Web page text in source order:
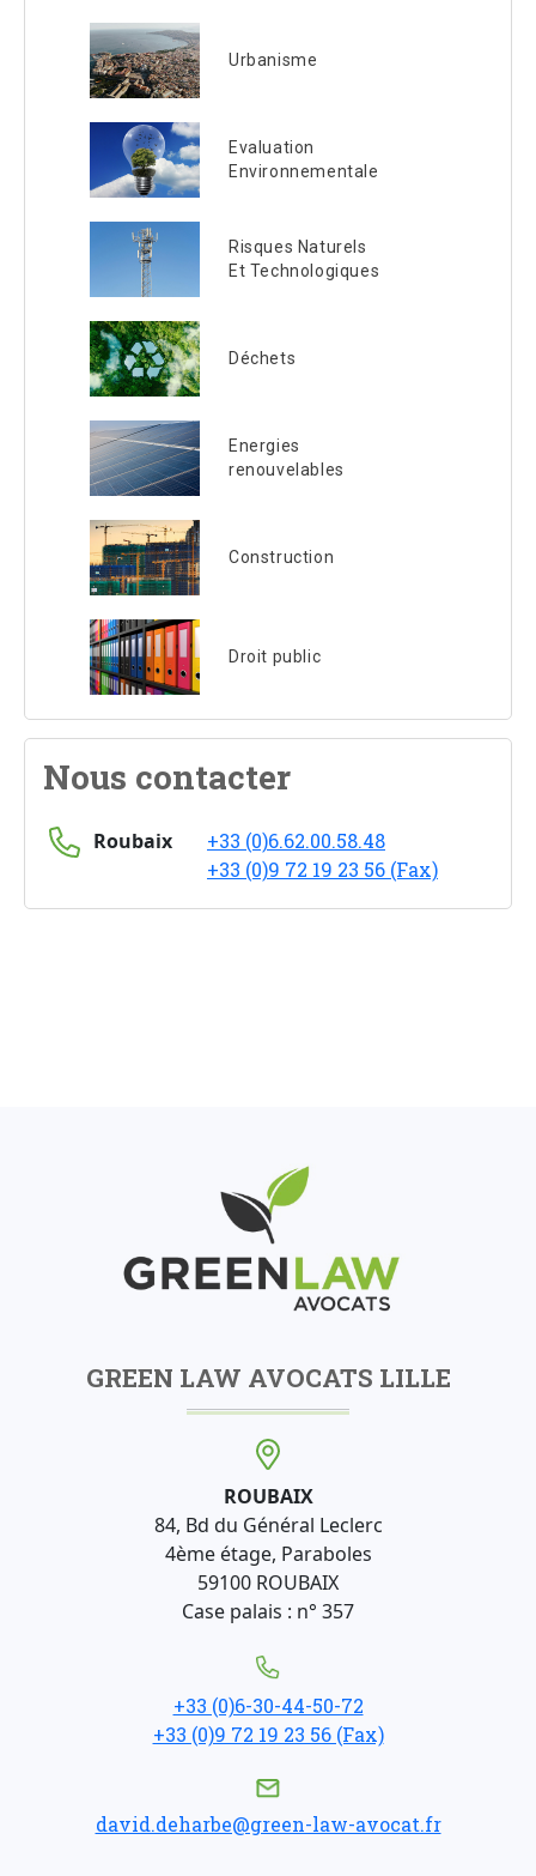
Urbanisme
Evaluation
Environnementale
Risques Naturels
Et Technologiques
Déchets
Energies
renouvelables
Construction
Droit public
Nous contacter
Roubaix
+33 (0)6.62.00.58.48
+33 (0)9 72 19 23 56 (Fax)
GREEN LAW AVOCATS LILLE
ROUBAIX
84, Bd du Général Leclerc
4ème étage, Paraboles
59100 ROUBAIX
Case palais : n° 357
+33 (0)6-30-44-50-72
+33 (0)9 72 19 23 56 (Fax)
david.deharbe@green-law-avocat.fr